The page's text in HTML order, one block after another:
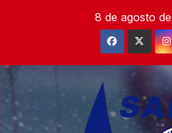
8 de agosto